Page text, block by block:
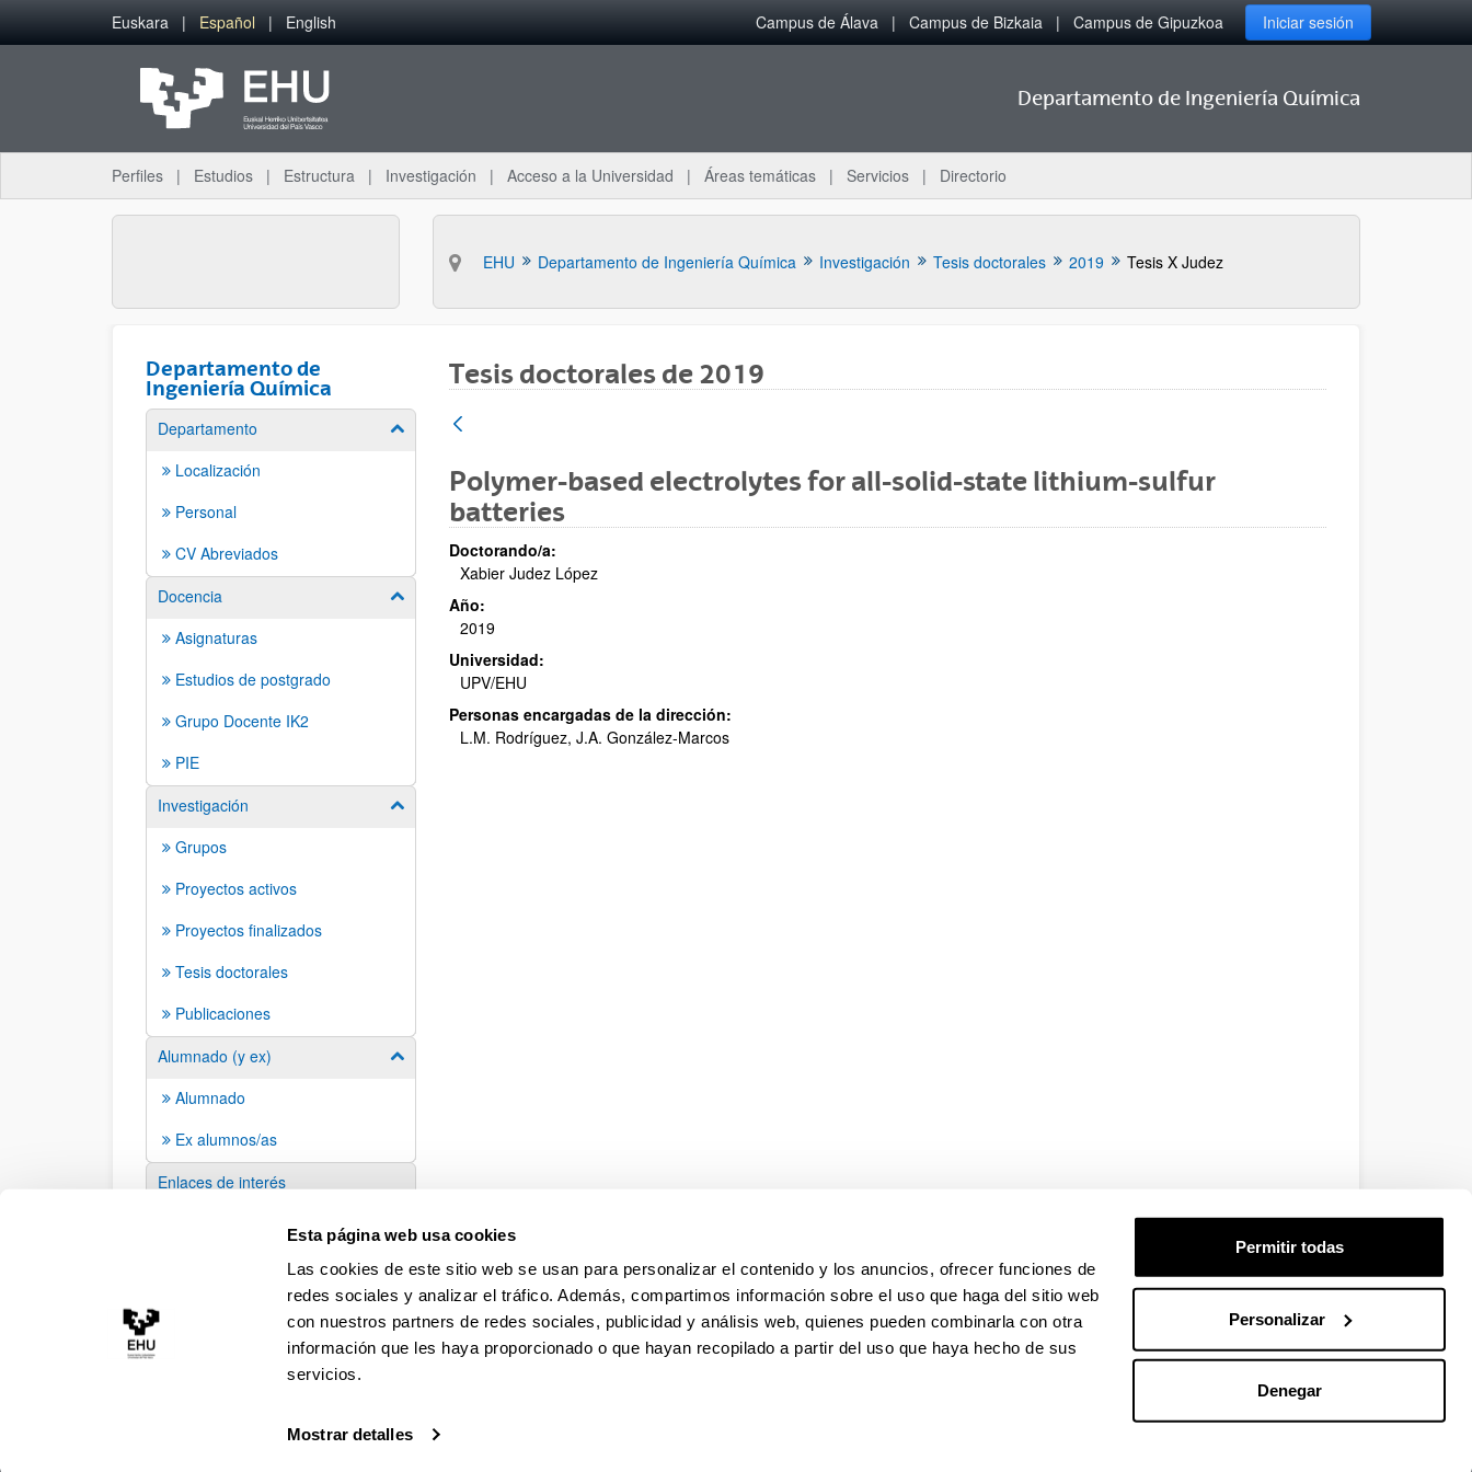
Esta página web usa cookies
Las cookies de este sitio web se usan para personalizar el contenido y los anuncios, ofrecer funciones de
redes sociales y analizar el tráfico. Además, compartimos información sobre el uso que haga del sitio web
con nuestros partners de redes sociales, publicidad y análisis web, quienes pueden combinarla con otra
información que les haya proporcionado o que hayan recopilado a partir del uso que haya hecho de sus
servicios.
Mostrar detalles
Permitir todas
Personalizar
Denegar
Saltar al contenido principal
Euskara Español English Campus de Álava Campus de Bizkaia Campus de Gipuzkoa Iniciar sesión
Departamento de Ingeniería Química
Perfiles Estudios Estructura Investigación Acceso a la Universidad Áreas temáticas Servicios Directorio
EHU Departamento de Ingeniería Química Investigación Tesis doctorales 2019 Tesis X Judez
Departamento de
Ingeniería Química
Departamento Mostrar/ocultar subpáginas
Localización
Personal
CV Abreviados
Docencia
Mostrar/ocultar subpáginas
Asignaturas
Estudios de postgrado
Grupo Docente IK2
PIE
Investigación
Mostrar/ocultar subpáginas
Grupos
Proyectos activos
Proyectos finalizados
Tesis doctorales
Publicaciones
Alumnado (y ex)
Mostrar/ocultar subpáginas
Alumnado
Ex alumnos/as
Enlaces de interés
Sugerencias y solicitudes
Tesis doctorales de 2019
Polymer-based electrolytes for all-solid-state lithium-sulfur
batteries
Doctorando/a:
Xabier Judez López
Año:
2019
Universidad:
UPV/EHU
Personas encargadas de la dirección:
L.M. Rodríguez, J.A. González-Marcos